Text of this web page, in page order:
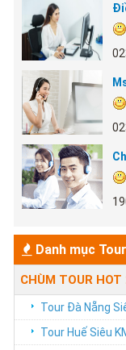
Danh mục Tour
CHÙM TOUR
Tour Đà Nẵng
Tour Huế Siêu